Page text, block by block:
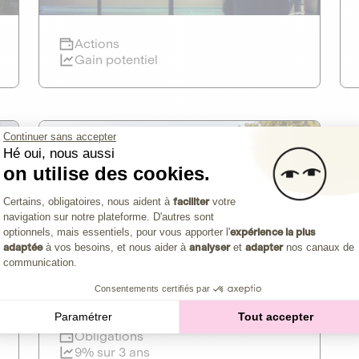
Actions
Gain potentiel
mk2 cinémas
CULTURE INDÉPENDANTE
CULTURE ET MÉDIAS
Maison de cinéma indépendante de
référence en Europe
Actions
Gain potentiel
Découvrir l'opportunité
Clôture imminente
mylight Energy
DETTE PRIVÉE
PRÉSERVER NOS RESSOURCES
Le leader français de la fourniture
d'électricité intelligente
Obligations
9% sur 3 ans
Clôture imminente
Continuer sans accepter
Hé oui, nous aussi
on utilise des cookies.
Plateforme de Gestion du
Certains, obligatoires, nous aident à facilitervotre
navigation sur notre plateforme. D'autres sont
optionnels, mais essentiels, pour vous apporter l'expérience la plus
adaptéeà vos besoins, et nous aider à analyseret adapternos canaux de
communication.
Consentements certifiés par
Paramétrer Tout accepter
Axeptio consent